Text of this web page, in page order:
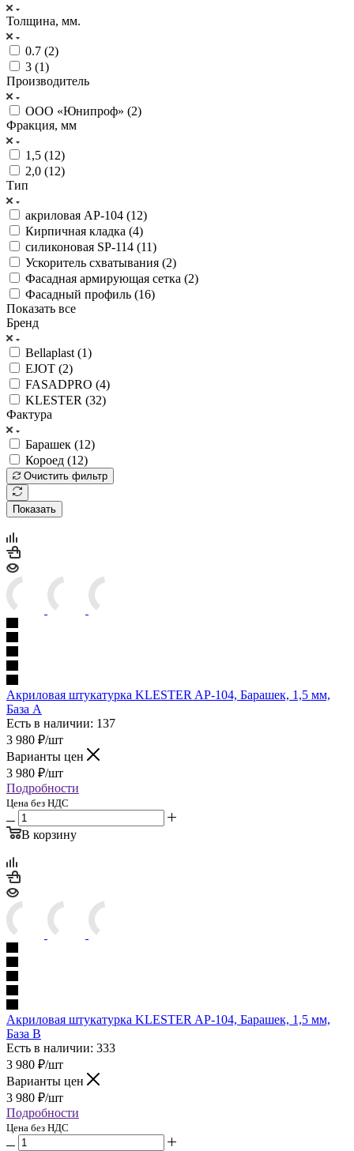
Толщина, мм.
0.7 (2)
3 (1)
Производитель
ООО «Юнипроф» (2)
Фракция, мм
1,5 (12)
2,0 (12)
Тип
акриловая АР-104 (12)
Кирпичная кладка (4)
силиконовая SP-114 (11)
Ускоритель схватывания (2)
Фасадная армирующая сетка (2)
Фасадный профиль (16)
Показать все
Бренд
Bellaplast (1)
EJOT (2)
FASADPRO (4)
KLESTER (32)
Фактура
Барашек (12)
Короед (12)
Очистить фильтр
Показать
Акриловая штукатурка KLESTER AP-104, Барашек, 1,5 мм,
База A
Есть в наличии: 137
3 980 ₽/шт
Варианты цен
3 980 ₽/шт
Подробности
Цена без НДС
В корзину
Акриловая штукатурка KLESTER AP-104, Барашек, 1,5 мм,
База B
Есть в наличии: 333
3 980 ₽/шт
Варианты цен
3 980 ₽/шт
Подробности
Цена без НДС